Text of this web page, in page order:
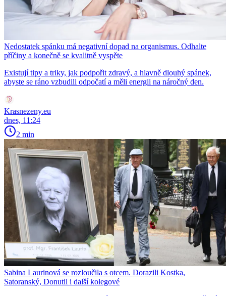
Nedostatek spánku má negativní dopad na organismus. Odhalte
příčiny a konečně se kvalitně vyspěte
Existují tipy a triky, jak podpořit zdravý, a hlavně dlouhý spánek,
abyste se ráno vzbudili odpočatí a měli energii na náročný den.
Krasnezeny.eu
dnes, 11:24
2 min
Sabina Laurinová se rozloučila s otcem. Dorazili Kostka,
Satoranský, Donutil i další kolegové